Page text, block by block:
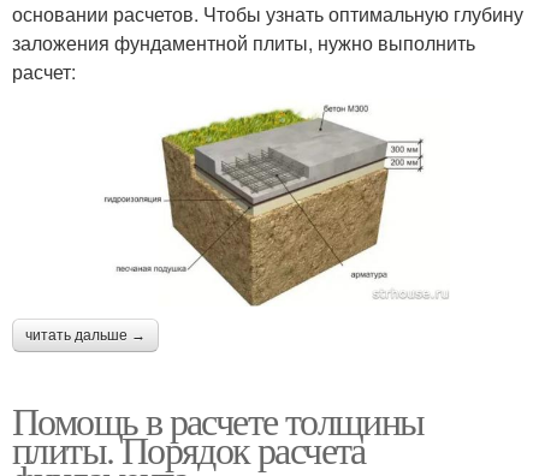
основании расчетов. Чтобы узнать оптимальную глубину
заложения фундаментной плиты, нужно выполнить
расчет:
читать дальше →
Помощь в расчете толщины
плиты. Порядок расчета